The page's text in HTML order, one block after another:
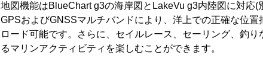
地図機能はBlueChart g3の海岸図とLakeVu g3内陸図に対応
GPSおよびGNSSマルチバンドにより、洋上での正確な位
ロード可能です。さらに、セイルレース、セーリング、釣
るマリンアクティビティを楽しむことができます。